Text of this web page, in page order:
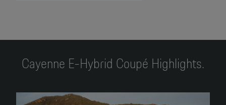
Cayenne E-Hybrid Coupé Highlights.